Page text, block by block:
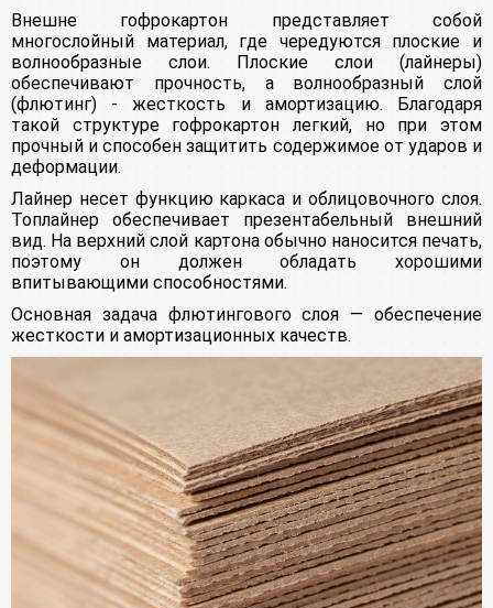
Внешне гофрокартон представляет собой
многослойный материал, где чередуются плоские и
волнообразные слои. Плоские слои (лайнеры)
обеспечивают прочность, а волнообразный слой
(флютинг) - жесткость и амортизацию. Благодаря
такой структуре гофрокартон легкий, но при этом
прочный и способен защитить содержимое от ударов и
деформации.
Лайнер несет функцию каркаса и облицовочного слоя.
Топлайнер обеспечивает презентабельный внешний
вид. На верхний слой картона обычно наносится печать,
поэтому он должен обладать хорошими
впитывающими способностями.
Основная задача флютингового слоя — обеспечение
жесткости и амортизационных качеств.